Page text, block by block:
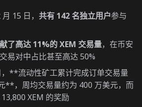
15 日， 共有 142 名独立用户参与
了高达 11%的 XEM 交易量，在币安
易对中占比甚至高达 50%
**流动性矿工累计完成订单交易量
**，周均交易量约为 400 万美元，而
XEM 的奖励